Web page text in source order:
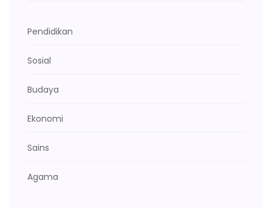
Pendidikan
Sosial
Budaya
Ekonomi
Sains
Agama